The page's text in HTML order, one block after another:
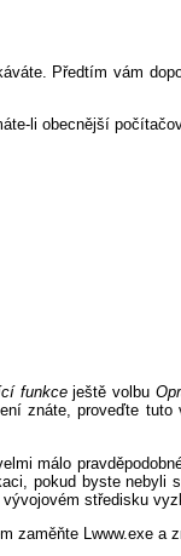
Předtím vám
li obecnější
funkceještě volbu
znáte, proveďte tuto
málo
pokud byste nebyli
středisku
zaměňte Lwww.exe a